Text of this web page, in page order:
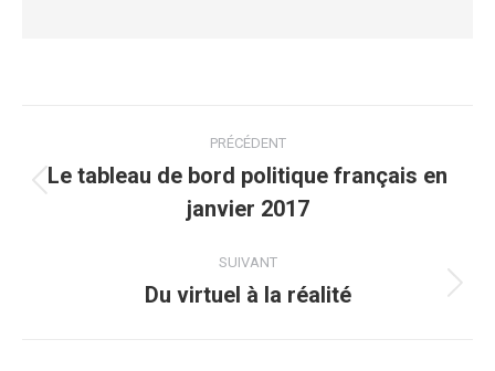
article
PRÉCÉDENT
précédent
Le tableau de bord politique français en
janvier 2017
SUIVANT
Article
Du virtuel à la réalité